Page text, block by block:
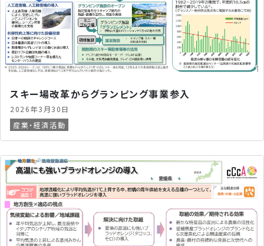
スキー場改革からグランピング事業参入
2026年3月30日
産業・経済活動